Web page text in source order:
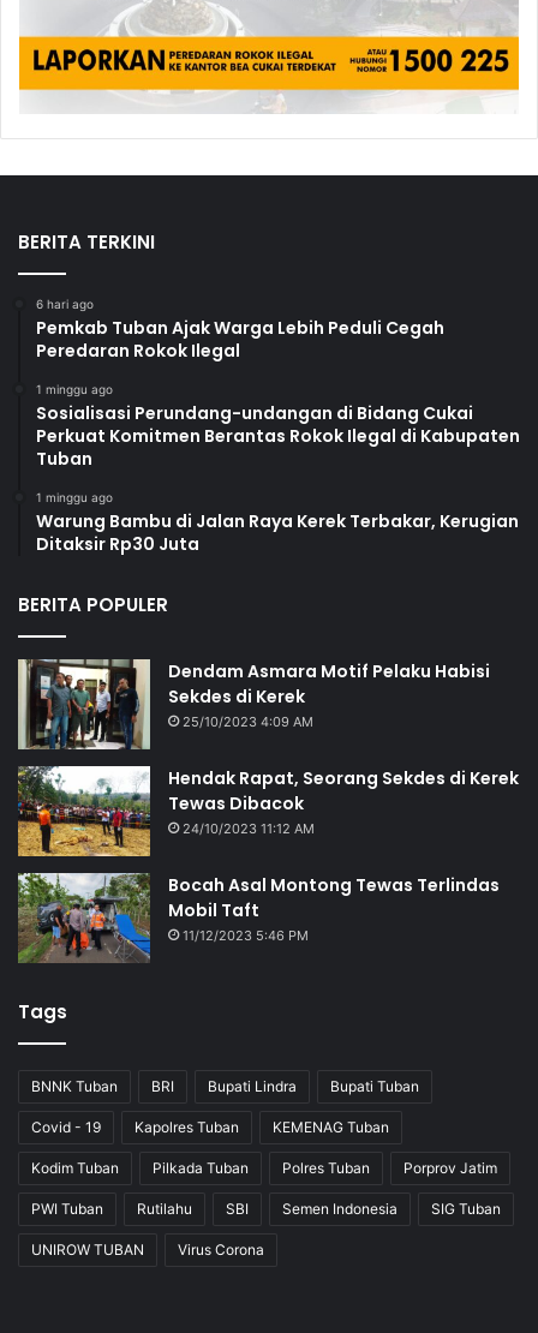
BERITA TERKINI
6 hari ago
Pemkab Tuban Ajak Warga Lebih Peduli Cegah
Peredaran Rokok Ilegal
1 minggu ago
Sosialisasi Perundang-undangan di Bidang Cukai
Perkuat Komitmen Berantas Rokok Ilegal di Kabupaten
Tuban
1 minggu ago
Warung Bambu di Jalan Raya Kerek Terbakar, Kerugian
Ditaksir Rp30 Juta
BERITA POPULER
Dendam Asmara Motif Pelaku Habisi
Sekdes di Kerek
25/10/2023 4:09 AM
Hendak Rapat, Seorang Sekdes di Kerek
Tewas Dibacok
24/10/2023 11:12 AM
Bocah Asal Montong Tewas Terlindas
Mobil Taft
11/12/2023 5:46 PM
Tags
BNNK Tuban BRI Bupati Lindra Bupati Tuban
Covid - 19 Kapolres Tuban KEMENAG Tuban
Kodim Tuban Pilkada Tuban Polres Tuban Porprov Jatim
PWI Tuban Rutilahu SBI Semen Indonesia SIG Tuban
UNIROW TUBAN Virus Corona